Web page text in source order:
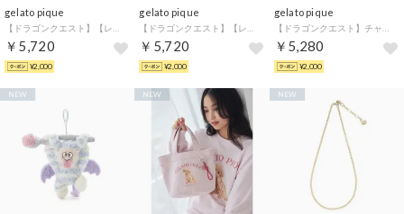
gelato pique
￥5,720
¥2,000
gelato pique
￥5,720
¥2,000
gelato pique
￥5,280
¥2,000
NEW NEW NEW